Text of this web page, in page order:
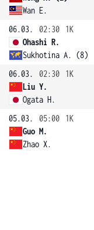
Wan E.
06.03.
02:30
1K
Ohashi R.
Sukhotina A. (8)
06.03.
02:30
1K
Liu Y.
Ogata H.
05.03.
05:00
1K
Guo M.
Zhao X.